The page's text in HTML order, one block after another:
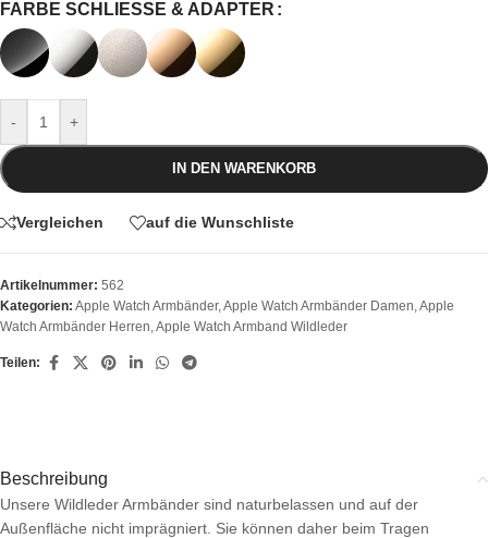
FARBE SCHLIESSE & ADAPTER
- +
IN DEN WARENKORB
Vergleichen auf die Wunschliste
Artikelnummer: 562
Kategorien: Apple Watch Armbänder, Apple Watch Armbänder Damen Apple
Watch Armbänder Herren Apple Watch Armband Wildleder
Teilen:
Beschreibung
Unsere Wildleder Armbänder sind naturbelassen und auf der
Außenfläche nicht imprägniert. Sie können daher beim Tragen